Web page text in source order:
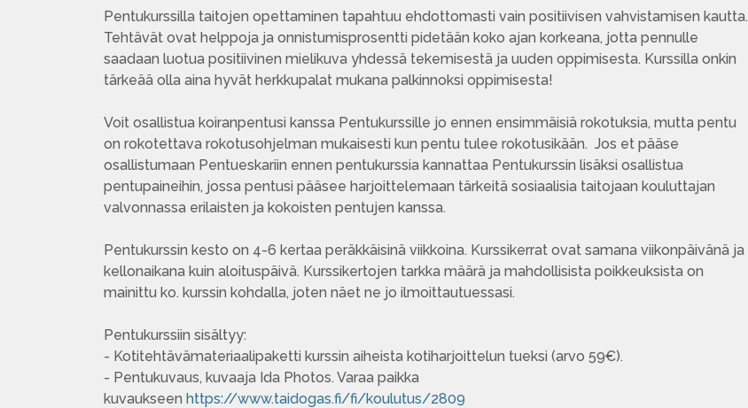
Pentukurssilla taitojen opettaminen tapahtuu ehdottomasti vain positiivisen vahvistamisen kautta.
Tehtävät ovat helppoja ja onnistumisprosentti pidetään koko ajan korkeana, jotta pennulle
saadaan luotua positiivinen mielikuva yhdessä tekemisestä ja uuden oppimisesta. Kurssilla onkin
tärkeää olla aina hyvät herkkupalat mukana palkinnoksi oppimisesta!
Voit osallistua koiranpentusi kanssa Pentukurssille jo ennen ensimmäisiä rokotuksia, mutta pentu
on rokotettava rokotusohjelman mukaisesti kun pentu tulee rokotusikään. Jos et pääse
osallistumaan Pentueskariin ennen pentukurssia kannattaa Pentukurssin lisäksi osallistua
pentupaineihin, jossa pentusi pääsee harjoittelemaan tärkeitä sosiaalisia taitojaan kouluttajan
valvonnassa erilaisten ja kokoisten pentujen kanssa.
Pentukurssin kesto on 4-6 kertaa peräkkäisinä viikkoina. Kurssikerrat ovat samana viikonpäivänä ja
kellonaikana kuin aloituspäivä. Kurssikertojen tarkka määrä ja mahdollisista poikkeuksista on
mainittu ko. kurssin kohdalla, joten näet ne jo ilmoittautuessasi.
Pentukurssiin sisältyy:
- Kotitehtävämateriaalipaketti kurssin aiheista kotiharjoittelun tueksi (arvo 59€).
- Pentukuvaus, kuvaaja Ida Photos. Varaa paikka
kuvaukseen https://www.taidogas.fi/fi/koulutus/2809